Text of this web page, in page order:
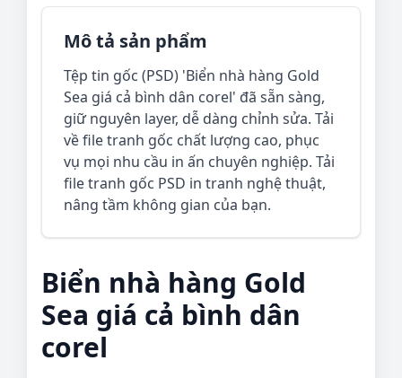
Mô tả sản phẩm
Tệp tin gốc (PSD) 'Biển nhà hàng Gold
Sea giá cả bình dân corel' đã sẵn sàng,
giữ nguyên layer, dễ dàng chỉnh sửa. Tải
về file tranh gốc chất lượng cao, phục
vụ mọi nhu cầu in ấn chuyên nghiệp. Tải
file tranh gốc PSD in tranh nghệ thuật,
nâng tầm không gian của bạn.
Biển nhà hàng Gold
Sea giá cả bình dân
corel